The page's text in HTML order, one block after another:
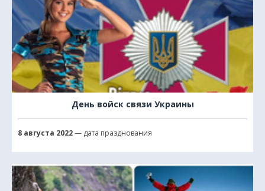
День войск связи Украины
8 августа 2022— дата празднования